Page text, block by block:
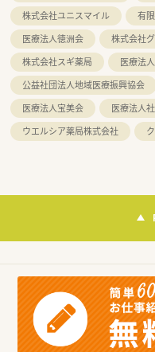
株式会社ユニスマイル
有
医療法人徳洲会
株式会社
株式会社スギ薬局
医療法人
公益社団法人地域医療振興協会
医療法人宝美会
医療法人
ウエルシア薬局株式会社